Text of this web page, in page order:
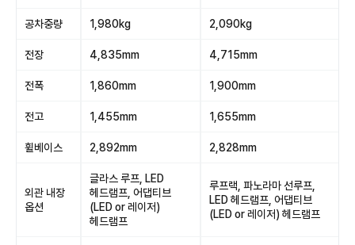
공차중량 1,980kg 2,090kg
전장 4,835mm 4,715mm
전폭 1,860mm 1,900mm
전고 1,455mm 1,655mm
휠베이스 2,892mm 2,828mm
외관 내장
옵션
글라스 루프, LED
헤드램프, 어댑티브
(LED or 레이저)
헤드램프
루프랙, 파노라마 선루프,
LED 헤드램프, 어댑티브
(LED or 레이저) 헤드램프